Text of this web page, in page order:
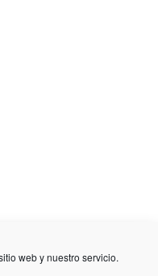
web y nuestro servicio.